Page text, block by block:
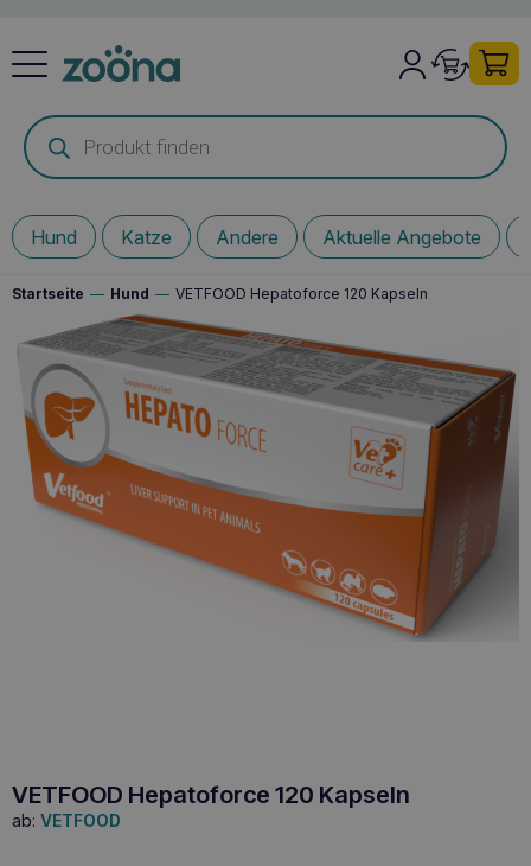
Products
search
Hund Katze Andere Aktuelle Angebote
Startseite — Hund — VETFOOD Hepatoforce 120 Kapseln
VETFOOD Hepatoforce 120 Kapseln
ab: VETFOOD